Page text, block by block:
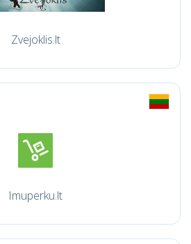
Zvejoklis.lt
Imuperku.lt